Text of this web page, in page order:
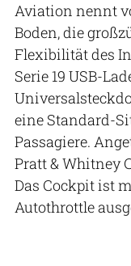
Aviation nennt
Boden, die
Flexibilität des
Serie 19 USB-
eine Standard-
Passagiere.
Pratt & Whitney
Das Cockpit ist
Autothrottle